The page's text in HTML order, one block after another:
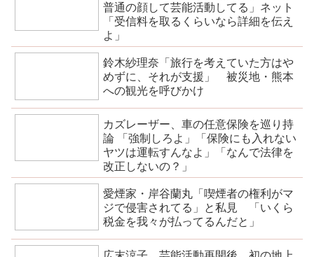
普通の顔して芸能活動してる」ネット
「受信料を取るくらいなら詳細を伝え
よ」
鈴木紗理奈「旅行を考えていた方はや
めずに、それが支援」 被災地・熊本
への観光を呼びかけ
カズレーザー、車の任意保険を巡り持
論 「強制しろよ」「保険にも入れない
ヤツは運転すんなよ」「なんで法律を
改正しないの？」
愛煙家・岸谷蘭丸「喫煙者の権利がマ
ジで侵害されてる」と私見 「いくら
税金を我々が払ってるんだと」